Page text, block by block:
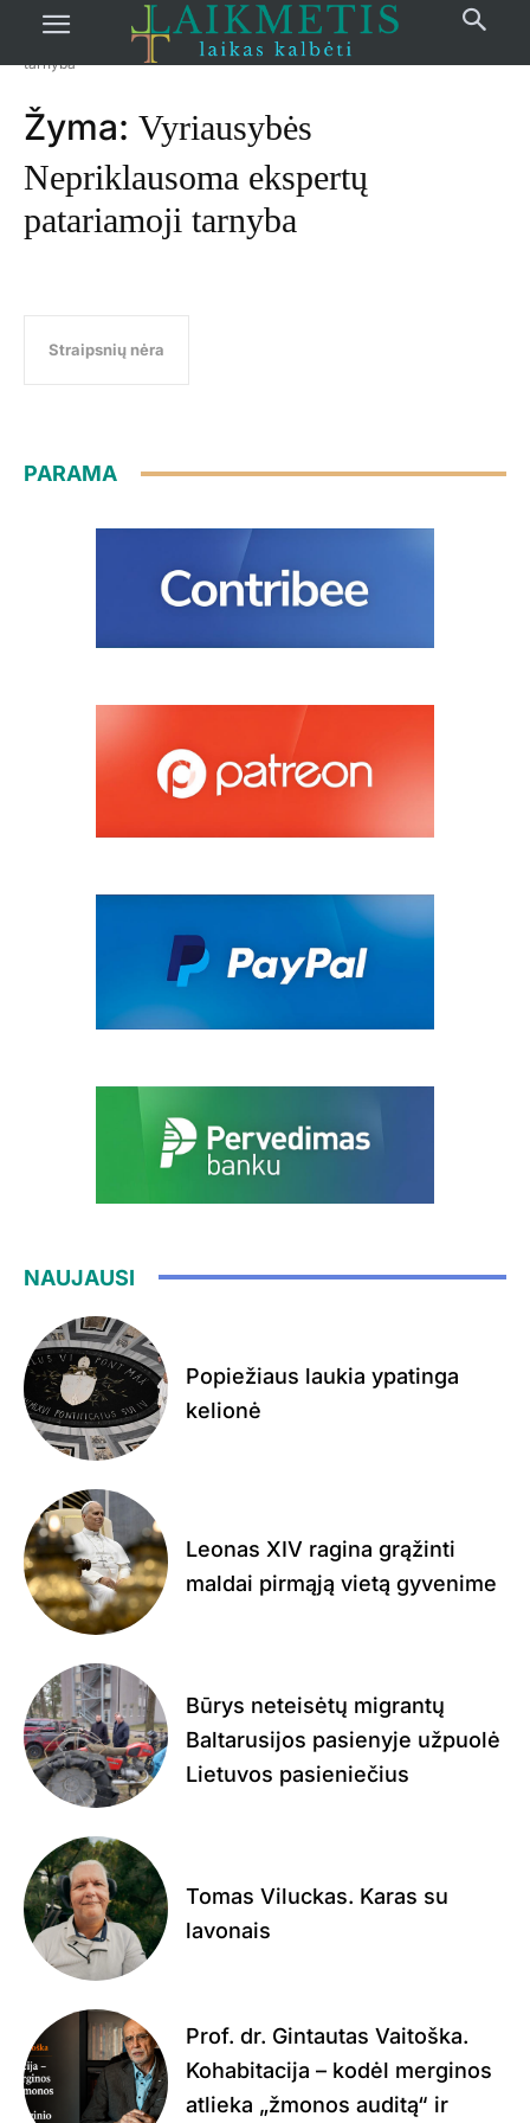
žymos
Vyriausybės Nepriklausoma ekspertų patariamoji
tarnyba
Žyma: Vyriausybės
Nepriklausoma ekspertų
patariamoji tarnyba
Straipsnių nėra
PARAMA
NAUJAUSI
Popiežiaus laukia ypatinga
kelionė
Leonas XIV ragina grąžinti
maldai pirmąją vietą gyvenime
Būrys neteisėtų migrantų
Baltarusijos pasienyje užpuolė
Lietuvos pasieniečius
Tomas Viluckas. Karas su
lavonais
Prof. dr. Gintautas Vaitoška.
Kohabitacija – kodėl merginos
atlieka „žmonos auditą“ ir